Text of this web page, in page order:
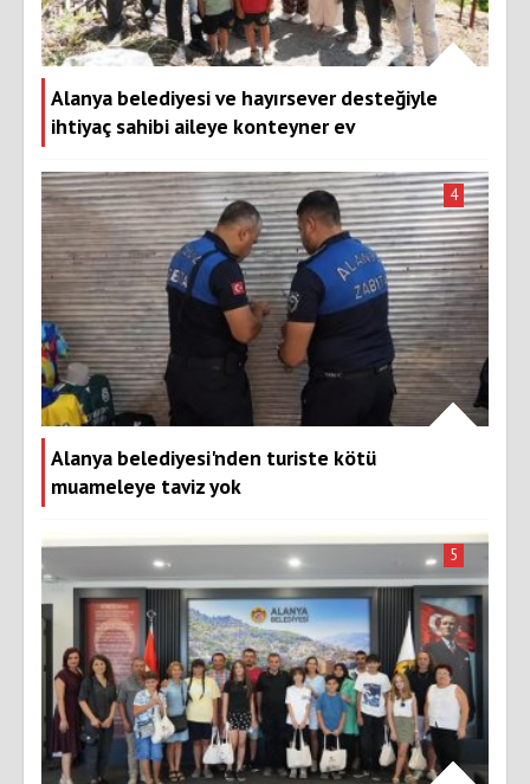
Alanya belediyesi ve hayırsever desteğiyle
ihtiyaç sahibi aileye konteyner ev
Alanya belediyesi'nden turiste kötü
muameleye taviz yok
4
5